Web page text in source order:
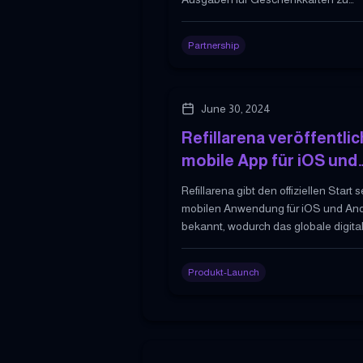
verbinden.
Partnership
June 30, 2024
Refillarena
mobile App für iOS und
Android
Refillarena gibt den offiziellen Start
mobilen Anwendung für iOS und
bekannt, wodurch das globale
benutzerfreundlicher werden.
Produkt-Launch